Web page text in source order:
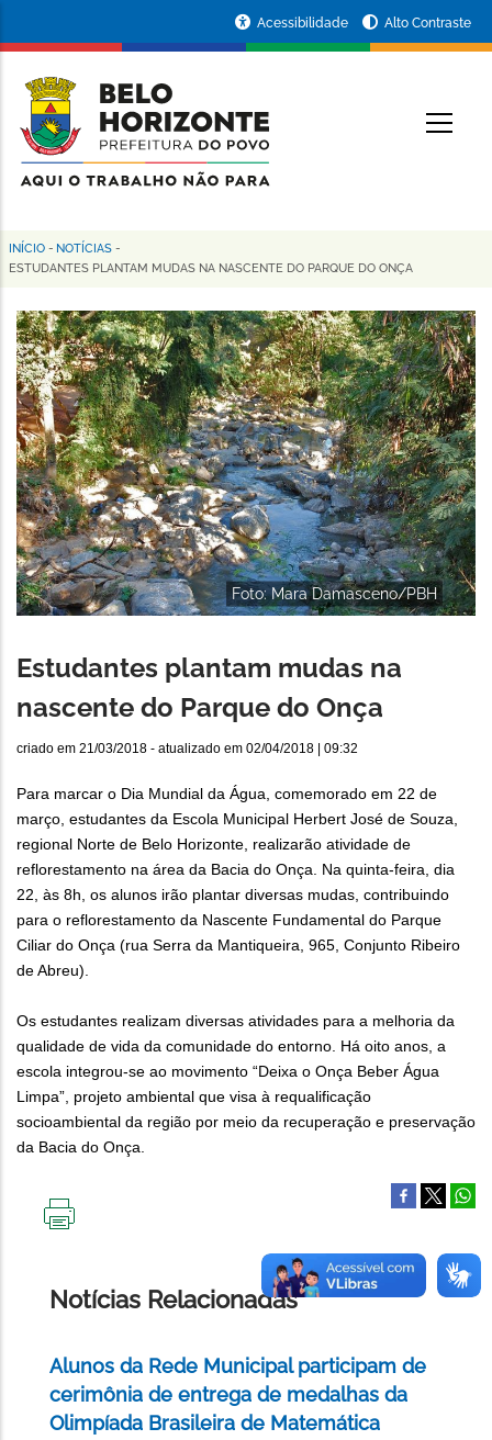
conteúdo
principal
da
Prefeitura
de
Horizonte
Acessibilidade Alto Contraste
Trilha
navegação
INÍCIO - NOTÍCIAS -
ESTUDANTES PLANTAM MUDAS NA NASCENTE DO PARQUE DO ONÇA
Foto: Mara Damasceno/PBH
Estudantes plantam mudas na
nascente do Parque do Onça
criado em 21/03/2018 - atualizado em 02/04/2018 | 09:32
Para marcar o Dia Mundial da Água, comemorado em 22 de
março, estudantes da Escola Municipal Herbert José de Souza,
regional Norte de Belo Horizonte, realizarão atividade de
reflorestamento na área da Bacia do Onça. Na quinta-feira, dia
22, às 8h, os alunos irão plantar diversas mudas, contribuindo
para o reflorestamento da Nascente Fundamental do Parque
Ciliar do Onça (rua Serra da Mantiqueira, 965, Conjunto Ribeiro
de Abreu).
Os estudantes realizam diversas atividades para a melhoria da
qualidade de vida da comunidade do entorno. Há oito anos, a
escola integrou-se ao movimento “Deixa o Onça Beber Água
Limpa”, projeto ambiental que visa à requalificação
socioambiental da região por meio da recuperação e preservação
da Bacia do Onça.
Notícias Relacionadas
Alunos da Rede Municipal participam de
cerimônia de entrega de medalhas da
Olimpíada Brasileira de Matemática